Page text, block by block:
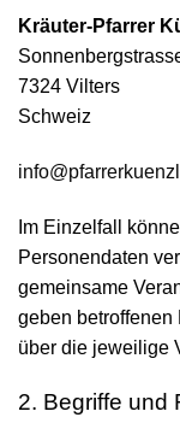
Kräuter-Pfarrer
7324 Vilters
Schweiz
Im Einzel­fall
Personen­daten
gemeinsame
geben betroffenen
über die jeweilige
2. Begriffe und